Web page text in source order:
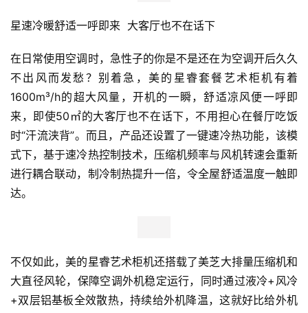
新
商
星速冷暖舒适一呼即来  大客厅也不在话下
在日常使用空调时，急性子的你是不是还在为空调开后久久
不出风而发愁？别着急，美的星睿套餐艺术柜机有着
1600m³/h的超大风量，开机的一瞬，舒适凉风便一呼即
来，即使50㎡的大客厅也不在话下，不用担心在餐厅吃饭
时“汗流浃背”。而且，产品还设置了一键速冷热功能，该模
式下，基于速冷热控制技术，压缩机频率与风机转速会重新
进行耦合联动，制冷制热提升一倍，令全屋舒适温度一触即
达。
不仅如此，美的星睿艺术柜机还搭载了美芝大排量压缩机和
大直径风轮，保障空调外机稳定运行，同时通过液冷+风冷
+双层铝基板全效散热，持续给外机降温，这就好比给外机